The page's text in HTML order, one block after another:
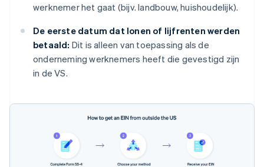
werknemer het gaat (bijv. landbouw, huishoudelijk).
De eerste datum dat lonen of lijfrenten werden
betaald: Dit is alleen van toepassing als de
onderneming werknemers heeft die gevestigd zijn
in de VS.